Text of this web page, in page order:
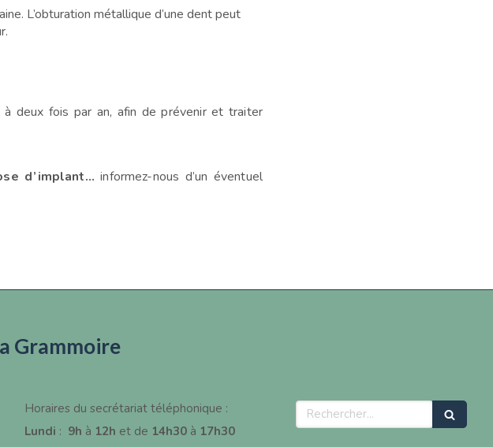
L’obturation métallique d’une dent peut
à deux fois par an, afin de prévenir et traiter
d’implant… informez-nous d’un éventuel
Grammoire
Horaires du secrétariat téléphonique :
Lundi : 9h à 12h et de 14h30 à 17h30
Rechercher